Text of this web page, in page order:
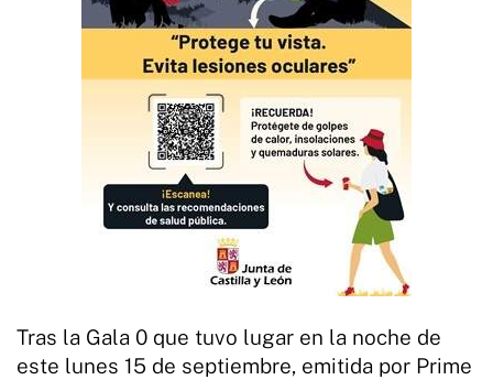
Tras la Gala 0 que tuvo lugar en la noche de
este lunes 15 de septiembre, emitida por Prime